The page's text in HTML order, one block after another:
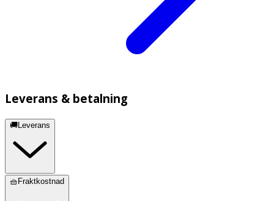
Leverans & betalning
🚚Leverans
🧺Fraktkostnad